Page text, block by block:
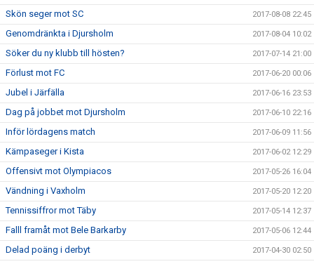
Skön seger mot SC 2017-08-08 22:45
Genomdränkta i Djursholm 2017-08-04 10:02
Söker du ny klubb till hösten? 2017-07-14 21:00
Förlust mot FC 2017-06-20 00:06
Jubel i Järfälla 2017-06-16 23:53
Dag på jobbet mot Djursholm 2017-06-10 22:16
Inför lördagens match 2017-06-09 11:56
Kämpaseger i Kista 2017-06-02 12:29
Offensivt mot Olympiacos 2017-05-26 16:04
Vändning i Vaxholm 2017-05-20 12:20
Tennissiffror mot Täby 2017-05-14 12:37
Falll framåt mot Bele Barkarby 2017-05-06 12:44
Delad poäng i derbyt 2017-04-30 02:50